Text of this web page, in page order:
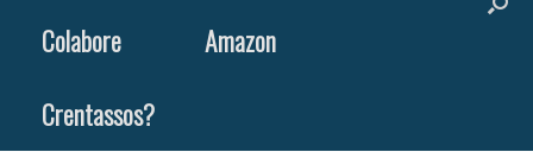
Colabore
Amazon
Crentassos?